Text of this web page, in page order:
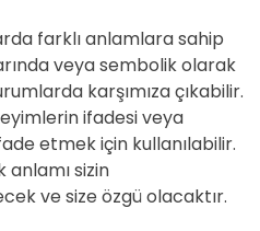
farklı anlamlara sahip
veya sembolik olarak
karşımıza çıkabilir.
ifadesi veya
etmek için kullanılabilir.
anlamı sizin
ve size özgü olacaktır.